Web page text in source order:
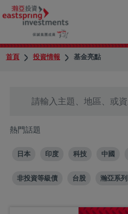
首頁 投資情報 基金亮點
熱門話題
日本 印度 科技 中國
非投資等級債 台股 瀚亞系列